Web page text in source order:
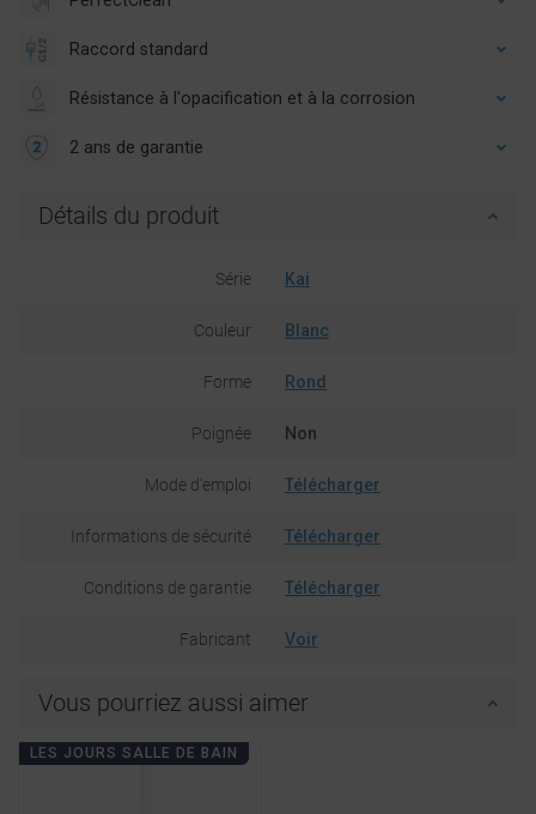
Raccord standard
Résistance à l'opacification et à la corrosion
2 ans de garantie
Détails du produit
Série Kai
Couleur Blanc
Forme Rond
Poignée Non
Mode d'emploi Télécharger
Informations de sécurité Télécharger
Conditions de garantie Télécharger
Fabricant Voir
Vous pourriez aussi aimer
LES JOURS SALLE DE BAIN